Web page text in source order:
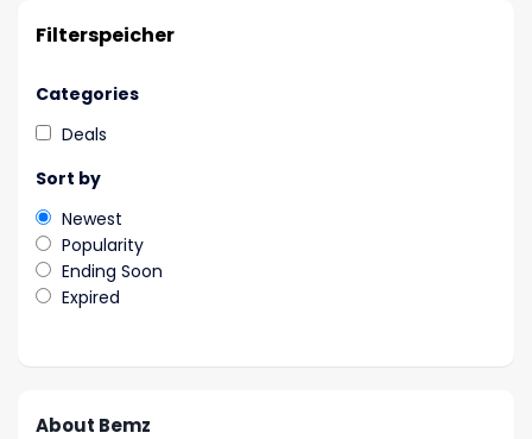
Filterspeicher
Categories
Deals
Sort by
Newest
Popularity
Ending Soon
Expired
About Bemz